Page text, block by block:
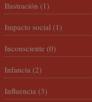
Ilustración (1)
Impacto social (1)
Inconsciente (0)
Infancia (2)
Influencia (3)